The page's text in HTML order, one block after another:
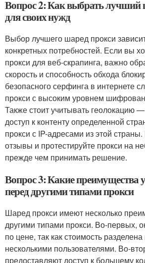
Вопрос 2: Как выбрать лучший
для своих нужд
Выбор лучшего шаред прокси
конкретных потребностей. Если вы
прокси для веб-скрапинга, важно
скорость и способность обхода
безопасного серфинга в интернете
прокси с высоким уровнем
Также стоит учитывать геолокацию
доступ к контенту определенной
прокси с IP-адресами из этой
отзывы и протестируйте прокси на
прежде чем принимать решение.
Вопрос 3: Какие преимущества
перед другими типами прокси
Шаред прокси имеют несколько
другими типами прокси. Во-первых,
по цене, так как стоимость
несколькими пользователями. Во-
предоставляют доступ к большему